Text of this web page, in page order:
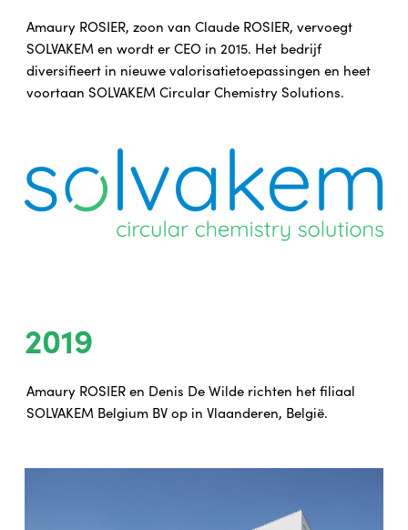
Amaury ROSIER, zoon van Claude ROSIER, vervoegt
SOLVAKEM en wordt er CEO in 2015. Het bedrijf
diversifieert in nieuwe valorisatietoepassingen en heet
voortaan SOLVAKEM Circular Chemistry Solutions.
2019
Amaury ROSIER en Denis De Wilde richten het filiaal
SOLVAKEM Belgium BV op in Vlaanderen, België.